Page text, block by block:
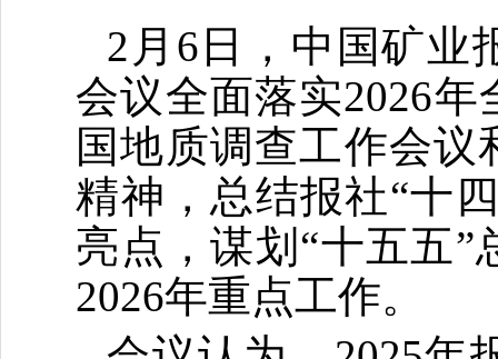
2 月 6 日， 中国矿业
会议全面落实2026年
国地质调查工作会
精神，总结报社“十
亮点 ，谋划 “十五五”
2026年重点工作。